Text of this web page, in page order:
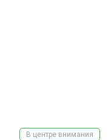
В центре внимания